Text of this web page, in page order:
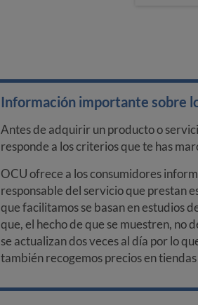
Información importante sobre
Antes de adquirir un producto o
responde a los criterios que te has
OCU ofrece a los consumidores
responsable del servicio que prestan
que facilitamos se basan en estudios
que, el hecho de que se muestren, no
se actualizan dos veces al día por lo
también recogemos precios en